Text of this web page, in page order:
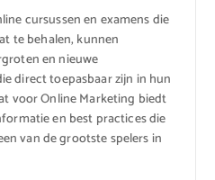
cursussen en examens die
te behalen, kunnen
en nieuwe
direct toepasbaar zijn in hun
voor Online Marketing biedt
en best practices die
van de grootste spelers in